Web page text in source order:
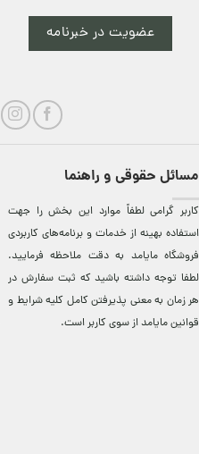
عضویت در خبرنامه
مسائل حقوقی و راهنما
کاربر گرامی لطفاً موارد این بخش را جهت
استفاده بهینه از خدمات و برنامه‌‏های کاربردی
فروشگاه مایامد به دقت ملاحظه فرمایید.
لطفا توجه داشته باشید که ثبت سفارش در
هر زمان به معنی پذیرفتن کامل کلیهشرایط و
قوانین مایامداز سوی کاربر است.